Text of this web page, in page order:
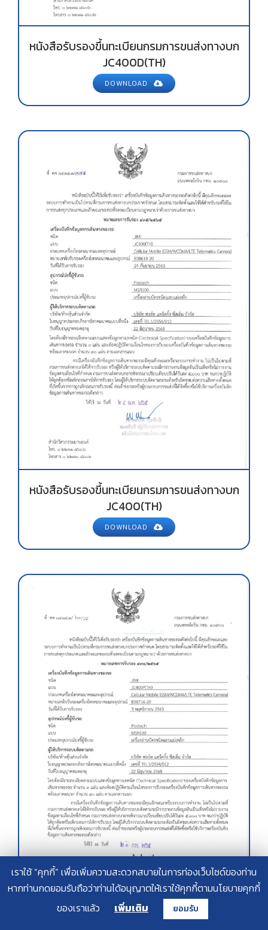
หนังสือรับรองขึ้นทะเบียนกรมการขนส่งทางบก
JC400D(TH)
DOWNLOAD
หนังสือรับรองขึ้นทะเบียนกรมการขนส่งทางบก
JC400(TH)
DOWNLOAD
เราใช้ “คุกกี้” เพื่อเพิ่มความสะดวกสบายในการท่องเว็บไซด์ของท่าน
หากท่านกดยอมรับถือว่าท่านได้อนุญาตให้เราใช้คุกกี้ตามนโยบายคุกกี้
ของเราแล้ว
เพิ่มเติม ยอมรับ